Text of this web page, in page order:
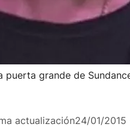
puerta grande de
actualización24/01/2015